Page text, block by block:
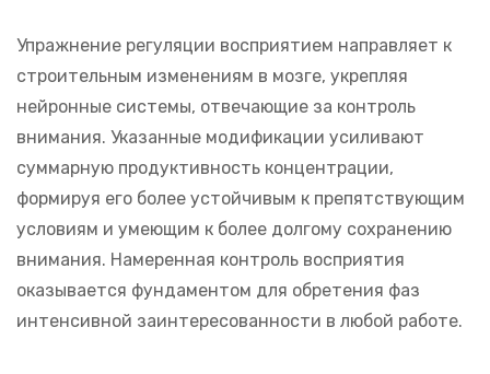
Упражнение регуляции восприятием направляет к
строительным изменениям в мозге, укрепляя
нейронные системы, отвечающие за контроль
внимания. Указанные модификации усиливают
суммарную продуктивность концентрации,
формируя его более устойчивым к препятствующим
условиям и умеющим к более долгому сохранению
внимания. Намеренная контроль восприятия
оказывается фундаментом для обретения фаз
интенсивной заинтересованности в любой работе.